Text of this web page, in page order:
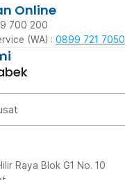
Online
700 200
(WA) : 0899 721 7050
Raya Blok G1 No. 10